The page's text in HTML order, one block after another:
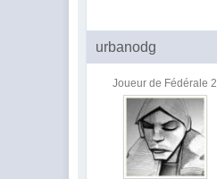
urbanodg
Joueur de Fédérale 2